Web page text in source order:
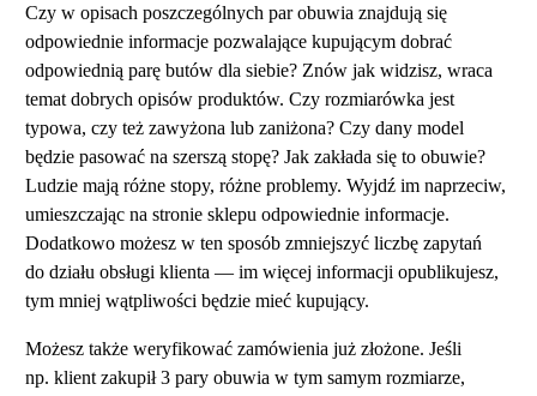
Czy w opisach poszczególnych par obuwia znajdują się
odpowiednie informacje pozwalające kupującym dobrać
odpowiednią parę butów dla siebie? Znów jak widzisz, wraca
temat dobrych opisów produktów. Czy rozmiarówka jest
typowa, czy też zawyżona lub zaniżona? Czy dany model
będzie pasować na szerszą stopę? Jak zakłada się to obuwie?
Ludzie mają różne stopy, różne problemy. Wyjdź im naprzeciw,
umieszczając na stronie sklepu odpowiednie informacje.
Dodatkowo możesz w ten sposób zmniejszyć liczbę zapytań
do działu obsługi klienta — im więcej informacji opublikujesz,
tym mniej wątpliwości będzie mieć kupujący.
Możesz także weryfikować zamówienia już złożone. Jeśli
np. klient zakupił 3 pary obuwia w tym samym rozmiarze,